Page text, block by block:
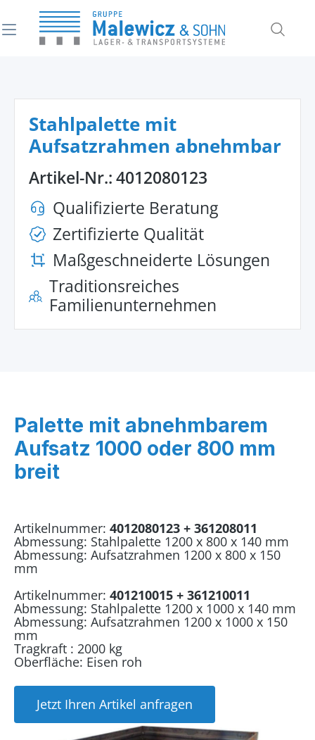
springen
Stahlpalette mit
Aufsatzrahmen abnehmbar
Artikel-Nr.:4012080123
Qualifizierte Beratung
Zertifizierte Qualität
Maßgeschneiderte Lösungen
Traditionsreiches
Familienunternehmen
Palette mit abnehmbarem
Aufsatz 1000 oder 800 mm
breit
Artikelnummer: 4012080123 + 361208011
Abmessung: Stahlpalette 1200 x 800 x 140 mm
Abmessung: Aufsatzrahmen 1200 x 800 x 150
mm
Artikelnummer: 401210015 + 361210011
Abmessung: Stahlpalette 1200 x 1000 x 140 mm
Abmessung: Aufsatzrahmen 1200 x 1000 x 150
mm
Tragkraft : 2000 kg
Oberfläche: Eisen roh
Jetzt Ihren Artikel anfragen